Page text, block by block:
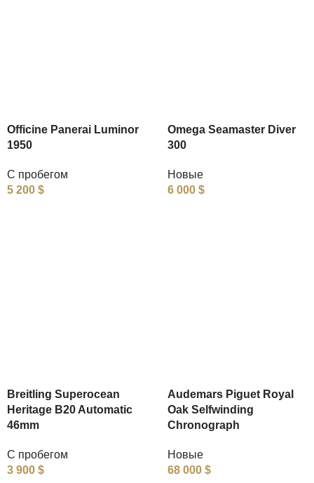
Officine Panerai Luminor
1950
С пробегом
5 200 $
Omega Seamaster Diver
300
Новые
6 000 $
Breitling Superocean
Heritage B20 Automatic
46mm
С пробегом
3 900 $
Audemars Piguet Royal
Oak Selfwinding
Chronograph
Новые
68 000 $